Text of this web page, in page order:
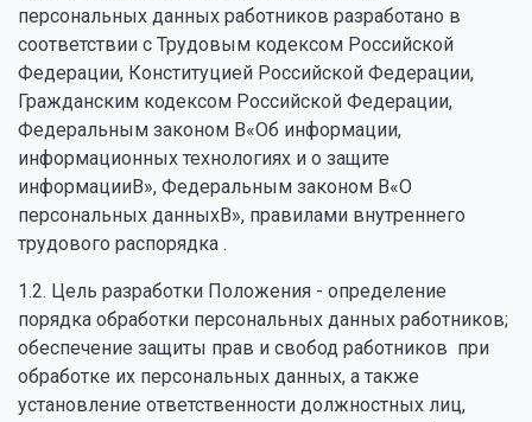
персональных данных работников разработано в
соответствии с Трудовым кодексом Российской
Федерации, Конституцией Российской Федерации,
Гражданским кодексом Российской Федерации,
Федеральным законом В«Об информации,
информационных технологиях и о защите
информацииВ», Федеральным законом В«О
персональных данныхВ», правилами внутреннего
трудового распорядка .
1.2. Цель разработки Положения - определение
порядка обработки персональных данных работников;
обеспечение защиты прав и свобод работников при
обработке их персональных данных, а также
установление ответственности должностных лиц,